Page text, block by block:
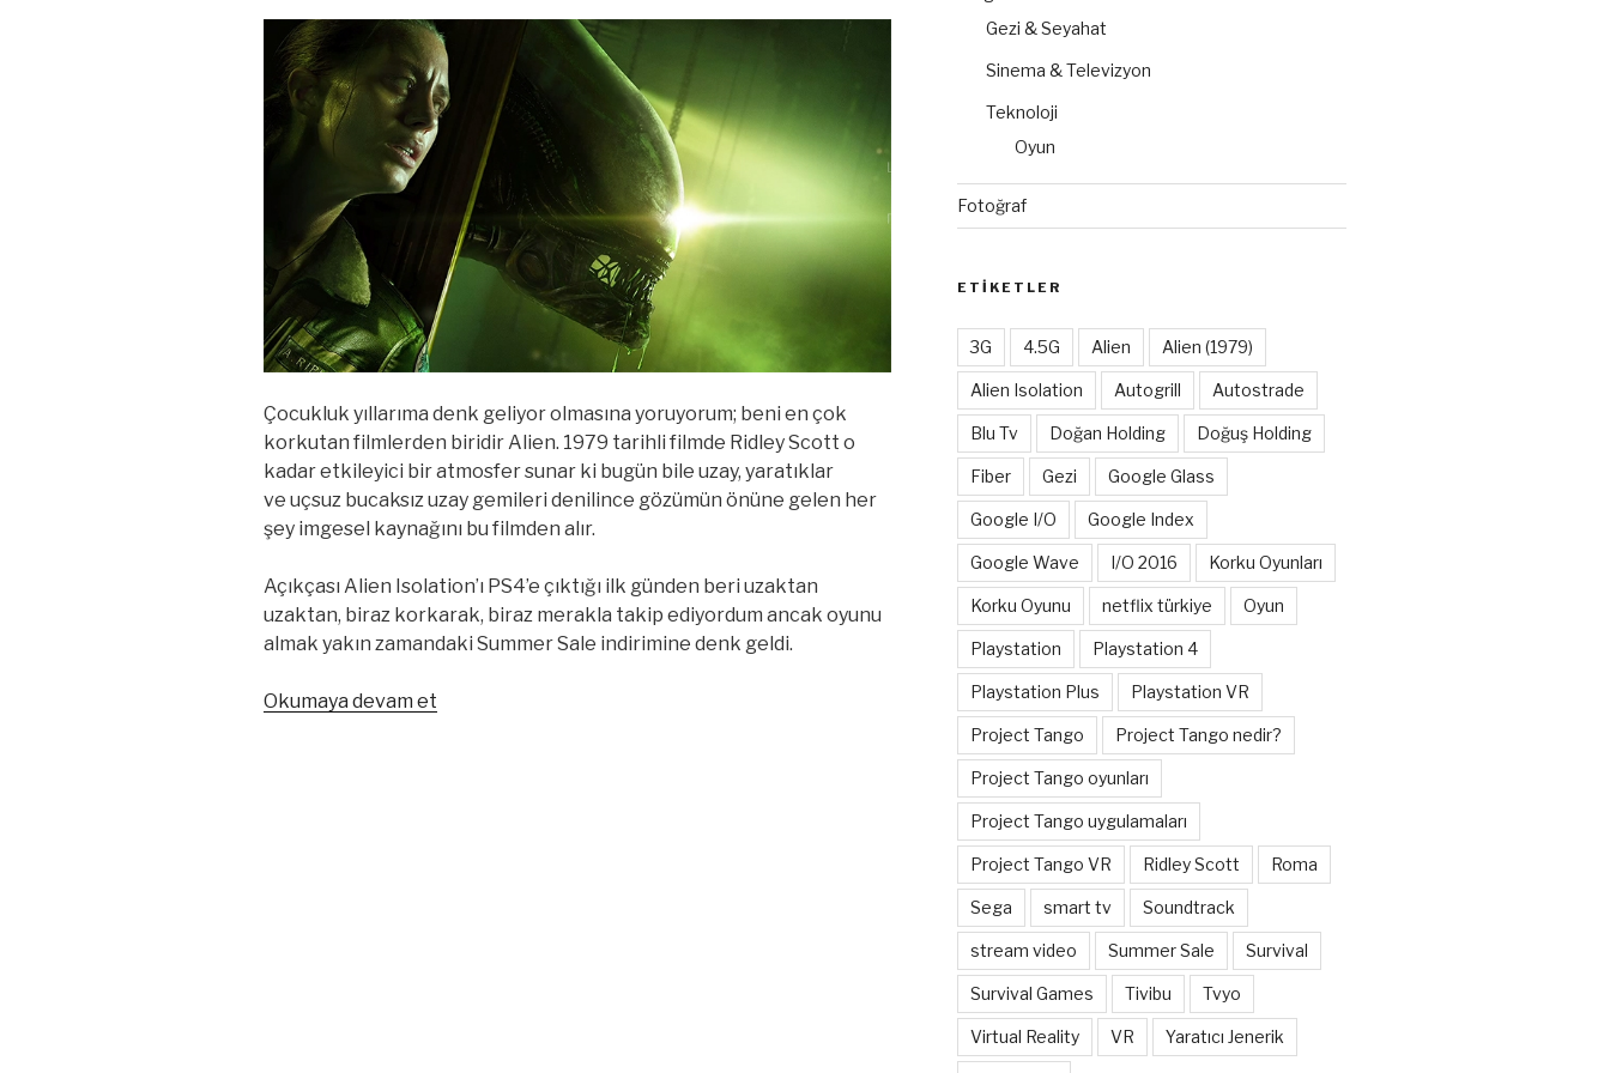
Çocukluk yıllarıma denk geliyor olmasına yoruyorum; beni en çok
korkutan filmlerden biridir Alien. 1979 tarihli filmde Ridley Scott o
kadar etkileyici bir atmosfer sunar ki bugün bile uzay, yaratıklar
ve uçsuz bucaksız uzay gemileri denilince gözümün önüne gelen her
şey imgesel kaynağını bu filmden alır.
Açıkçası Alien Isolation’ı PS4’e çıktığı ilk günden beri uzaktan
uzaktan, biraz korkarak, biraz merakla takip ediyordum ancak oyunu
almak yakın zamandaki Summer Sale indirimine denk geldi.
Okumaya devam et
Gezi & Seyahat
Sinema & Televizyon
Teknoloji
Oyun
Fotoğraf
ETIKETLER
3G 4.5G Alien Alien (1979)
Alien Isolation Autogrill Autostrade
Blu Tv Doğan Holding Doğuş Holding
Fiber Gezi Google Glass
Google I/O Google Index
Google Wave I/O 2016 Korku Oyunları
Korku Oyunu netflix türkiye Oyun
Playstation Playstation 4
Playstation Plus Playstation VR
Project Tango Project Tango nedir?
Project Tango oyunları
Project Tango uygulamaları
Project Tango VR Ridley Scott Roma
Sega smart tv Soundtrack
stream video Summer Sale Survival
Survival Games Tivibu Tvyo
Virtual Reality VR Yaratıcı Jenerik